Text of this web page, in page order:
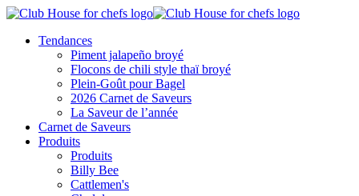
Tendances
Piment jalapeño broyé
Flocons de chili style thaï broyé
Plein-Goût pour Bagel
2026 Carnet de Saveurs
La Saveur de l’année
Carnet de Saveurs
Produits
Produits
Billy Bee
Cattlemen's